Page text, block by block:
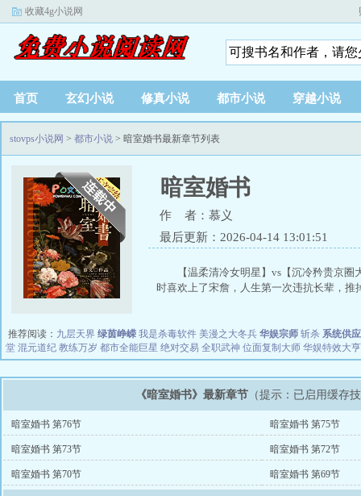
收藏4g小说网
首页 玄幻小说 修真小说 都市小说 穿越小说
stovps小说网 > 都市小说 > 暗室婚书最新章节列表
暗室婚书
作 者：慕义
最后更新：2026-04-14 13:01:51
【温柔清冷女明星】vs【沉冷矜贵京
时喜欢上了宋詹，人生第一次违抗长辈，推
推荐阅读： 九层天界 绿茵峥嵘 我是杀毒软件 美漫之大冬兵 华娱宗师 斩杀 系统供
堂 混元道纪 教练万岁 都市全能巨星 绝对交易 全职武神 位面复制大师 华娱特效大亨
《暗室婚书》最新章节 （提示：已启用缓存
暗室婚书 第76节 暗室婚书 第75节
暗室婚书 第73节 暗室婚书 第72节
暗室婚书 第70节 暗室婚书 第69节